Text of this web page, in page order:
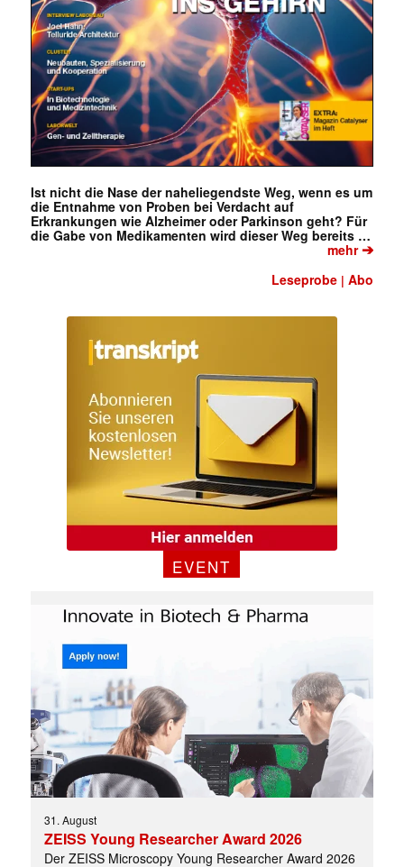
Ist nicht die Nase der naheliegendste Weg, wenn es um
die Entnahme von Proben bei Verdacht auf
Erkrankungen wie Alzheimer oder Parkinson geht? Für
die Gabe von Medikamenten wird dieser Weg bereits …
mehr➔
Leseprobe |Abo
EVENT
31. August
ZEISS Young Researcher Award 2026
Der ZEISS Microscopy Young Researcher Award 2026